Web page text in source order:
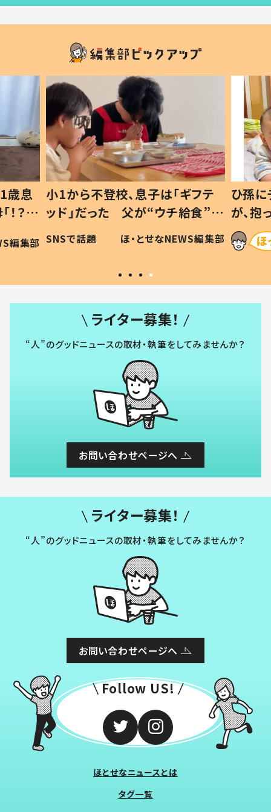
歳息
？」
編集部
小1から不登校、息子は「ギフテ
ッド」だった 父が“ウチ給食”を
作り続ける理由とは #令和の親
#令和の子
SNSで話題 ほ・とせなNEWS編集部
ひ孫
が、
「涙が
い」
ライター募集！
“人”のグッドニュースの取材・執筆をしてみませんか？
お問い合わせページへ
ライター募集！
“人”のグッドニュースの取材・執筆をしてみませんか？
お問い合わせページへ
Follow US!
ほとせなニュースとは
タグ一覧